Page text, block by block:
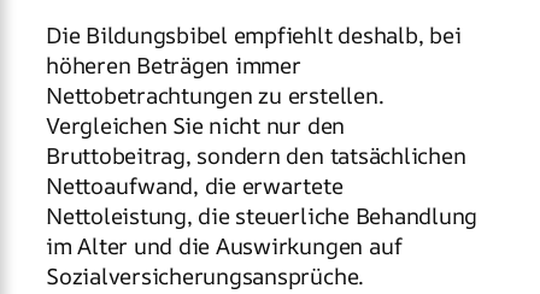
Die Bildungsbibel empfiehlt deshalb, bei
höheren Beträgen immer
Nettobetrachtungen zu erstellen.
Vergleichen Sie nicht nur den
Bruttobeitrag, sondern den tatsächlichen
Nettoaufwand, die erwartete
Nettoleistung, die steuerliche Behandlung
im Alter und die Auswirkungen auf
Sozialversicherungsansprüche.